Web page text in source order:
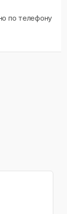
по телефону